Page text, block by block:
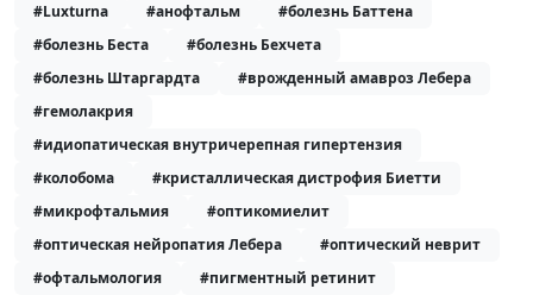
#Luxturna #анофтальм
#болезнь Баттена
#болезнь Беста
#болезнь Бехчета
#болезнь Штаргардта
#врожденный амавроз Лебера
#гемолакрия
#идиопатическая внутричерепная гипертензия
#колобома
#кристаллическая дистрофия Биетти
#микрофтальмия
#оптикомиелит
#оптическая нейропатия Лебера
#оптический неврит
#офтальмология
#пигментный ретинит